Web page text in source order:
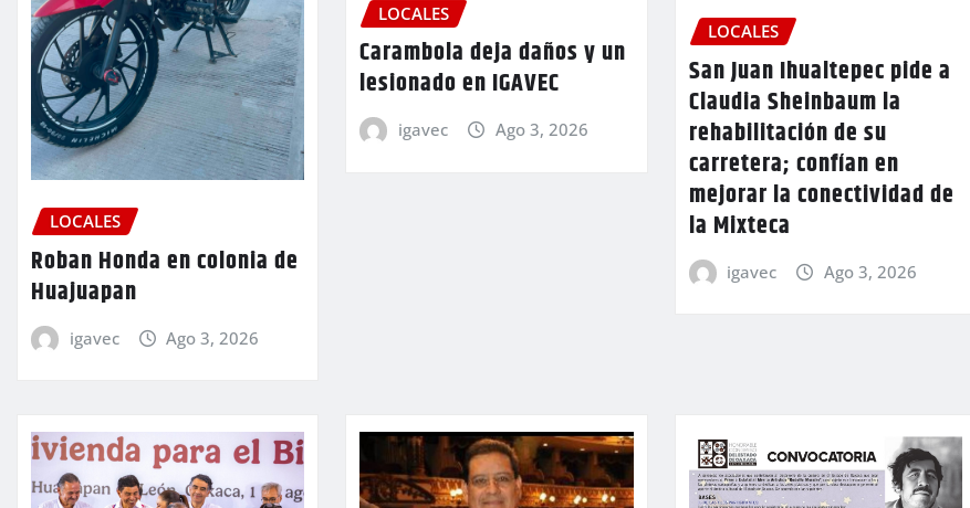
LOCALES
Roban Honda en colonia de
Huajuapan
igavec Ago 3, 2026
LOCALES
Carambola deja daños y un
lesionado en IGAVEC
igavec Ago 3, 2026
LOCALES
San Juan Ihualtepec pide a
Claudia Sheinbaum la
rehabilitación de su
carretera; confían en
mejorar la conectividad de
la Mixteca
igavec Ago 3, 2026